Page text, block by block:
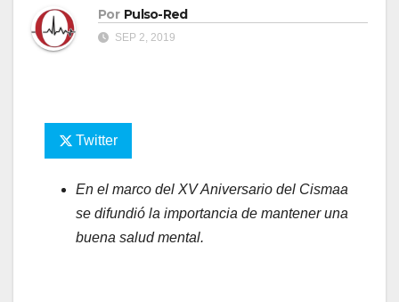
Por Pulso-Red
SEP 2, 2019
Twitter
En el marco del XV Aniversario del Cismaa
se difundió la importancia de mantener una
buena salud mental.